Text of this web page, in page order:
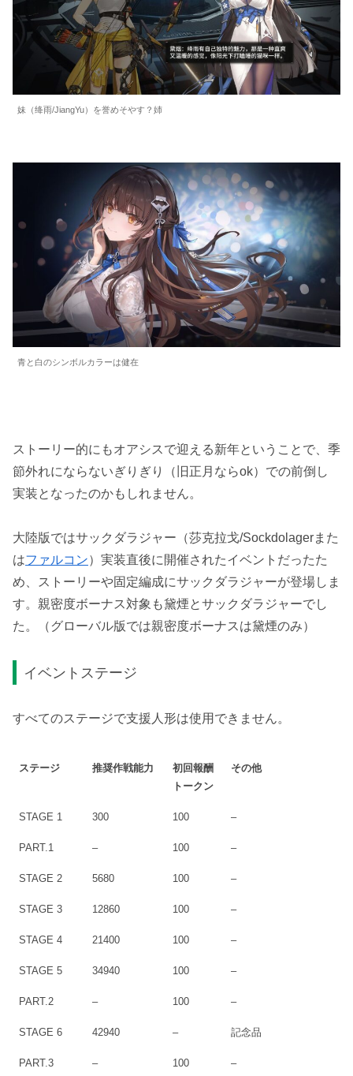
妹（绛雨/JiangYu）を誉めそやす？姉
青と白のシンボルカラーは健在
ストーリー的にもオアシスで迎える新年ということで、季
節外れにならないぎりぎり（旧正月ならok）での前倒し
実装となったのかもしれません。
大陸版ではサックダラジャー（莎克拉戈/Sockdolagerまた
はファルコン）実装直後に開催されたイベントだったた
め、ストーリーや固定編成にサックダラジャーが登場しま
す。親密度ボーナス対象も黛煙とサックダラジャーでし
た。（グローバル版では親密度ボーナスは黛煙のみ）
イベントステージ
すべてのステージで支援人形は使用できません。
ステージ 推奨作戦能力
初回報酬
トークン
その他
STAGE 1 300 100 –
PART.1 – 100 –
STAGE 2 5680 100 –
STAGE 3 12860 100 –
STAGE 4 21400 100 –
STAGE 5 34940 100 –
PART.2 – 100 –
STAGE 6 42940 – 記念品
PART.3 – 100 –